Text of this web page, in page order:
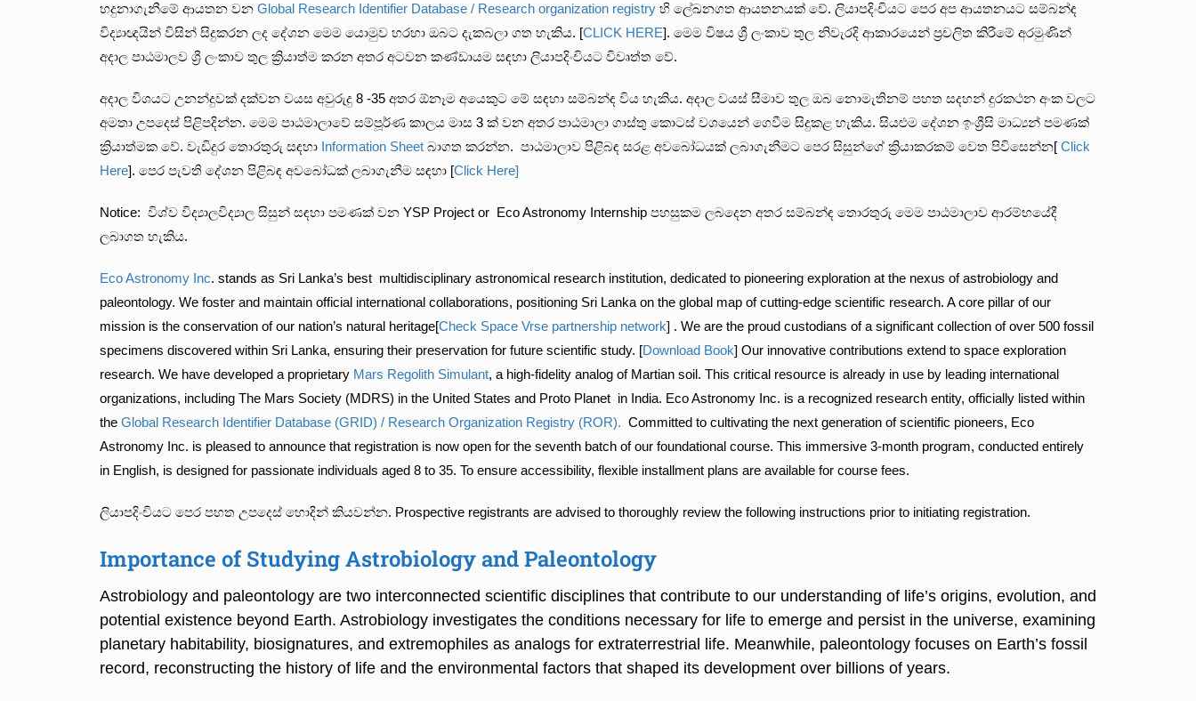
හදුනාගැනීමේ ආයතන වන Global Research Identifier Database / Research organization registry හි ලේඛනගත ආයතනයක් වේ. ලියාපදිංචියට පෙර අප ආයතනයට සම්බන්ඳ
විද්‍යාඥයින් විසින් සිදුකරන ලද දේශන මෙම යොමුව හරහා ඔබට දැකබලා ගත හැකිය. [CLICK HERE]. මෙම විෂය ශ්‍රී ලංකාව තුල නිවැරදි ආකාරයෙන් ප්‍රචලිත කිරීමේ අරමුණින්
අදාල පාඨමාලව ශ්‍රී ලංකාව තුල ක්‍රියාත්ම කරන අතර අටවන කණ්ඩායම සඳහා ලියාපදිංචියට විවෘත්ත වේ.
අදාල විශයට උනන්දුවක් දක්වන වයස අවුරුදු 8 -35 අතර ඕනෑම අයෙකුට මේ සඳහා සම්බන්ඳ විය හැකිය. අදාල වයස් සීමාව තුල ඔබ නොමැතිනම් පහත සදහන් දුරකථන අංක වලට
අමතා උපදෙස් පිළිපදින්න. මෙම පාඨමාලාවේ සම්පූර්ණ කාලය මාස 3 ක් වන අතර පාඨමාලා ගාස්තු කොටස් වශයෙන් ගෙවීම සිදුකළ හැකිය. සියළුම දේශන ඉංශ්‍රීසි මාධ්‍යන් පමණක්
ක්‍රියාත්මක වේ. වැඩිදුර තොරතුරු සඳහා Information Sheet බාගත කරන්න. පාඨමාලාව පිළිබඳ සරළ අවබෝධයක් ලබාගැනීමට පෙර සිසුන්ගේ ක්‍රියාකරකම් වෙත පිවිසෙන්න[ Click
Here]. පෙර පැවති දේශන පිළිබඳ අවබෝධක් ලබාගැනීම සඳහා [Click Here]
Notice: විශ්ව විද්‍යාලවිද්‍යාල සිසුන් සඳහා පමණක් වන YSP Project or Eco Astronomy Internship පහසුකම ලබදෙන අතර සම්බන්ඳ තොරතුරු මෙම පාඨමාලාව ආරම්භයේදී
ලබාගත හැකිය.
Eco Astronomy Inc. stands as Sri Lanka’s best multidisciplinary astronomical research institution, dedicated to pioneering exploration at the nexus of astrobiology and
paleontology. We foster and maintain official international collaborations, positioning Sri Lanka on the global map of cutting-edge scientific research. A core pillar of our
mission is the conservation of our nation’s natural heritage[Check Space Vrse partnership network] . We are the proud custodians of a significant collection of over 500 fossil
specimens discovered within Sri Lanka, ensuring their preservation for future scientific study. [Download Book] Our innovative contributions extend to space exploration
research. We have developed a proprietary Mars Regolith Simulant, a high-fidelity analog of Martian soil. This critical resource is already in use by leading international
organizations, including The Mars Society (MDRS) in the United States and Proto Planet in India. Eco Astronomy Inc. is a recognized research entity, officially listed within
the Global Research Identifier Database (GRID) / Research Organization Registry (ROR). Committed to cultivating the next generation of scientific pioneers, Eco
Astronomy Inc. is pleased to announce that registration is now open for the seventh batch of our foundational course. This immersive 3-month program, conducted entirely
in English, is designed for passionate individuals aged 8 to 35. To ensure accessibility, flexible installment plans are available for course fees.
ලියාපදිංචියට පෙර පහත උපදෙස් හොදින් කියවන්න. Prospective registrants are advised to thoroughly review the following instructions prior to initiating registration.
Importance of Studying Astrobiology and Paleontology
Astrobiology and paleontology are two interconnected scientific disciplines that contribute to our understanding of life’s origins, evolution, and
potential existence beyond Earth. Astrobiology investigates the conditions necessary for life to emerge and persist in the universe, examining
planetary habitability, biosignatures, and extremophiles as analogs for extraterrestrial life. Meanwhile, paleontology focuses on Earth’s fossil
record, reconstructing the history of life and the environmental factors that shaped its development over billions of years.